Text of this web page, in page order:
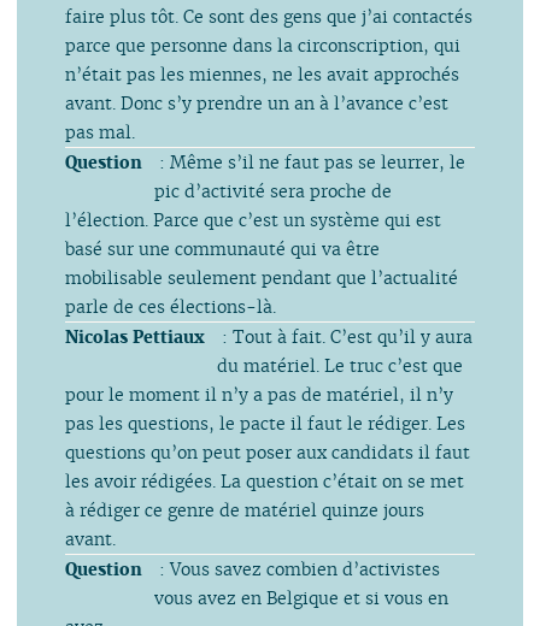
faire plus tôt. Ce sont des gens que j’ai contactés
parce que personne dans la circonscription, qui
n’était pas les miennes, ne les avait approchés
avant. Donc s’y prendre un an à l’avance c’est
pas mal.
Question
: Même s’il ne faut pas se leurrer, le
pic d’activité sera proche de
l’élection. Parce que c’est un système qui est
basé sur une communauté qui va être
mobilisable seulement pendant que l’actualité
parle de ces élections-là.
Nicolas Pettiaux
: Tout à fait. C’est qu’il y aura
du matériel. Le truc c’est que
pour le moment il n’y a pas de matériel, il n’y
pas les questions, le pacte il faut le rédiger. Les
questions qu’on peut poser aux candidats il faut
les avoir rédigées. La question c’était on se met
à rédiger ce genre de matériel quinze jours
avant.
Question
: Vous savez combien d’activistes
vous avez en Belgique et si vous en